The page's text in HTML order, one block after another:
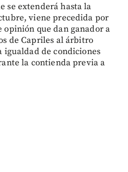
se extenderá hasta la
viene precedida por
opinión que dan ganador a
de Capriles al árbitro
igualdad de condiciones
la contienda previa a